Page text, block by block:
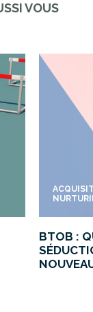
VOUS
BTOB :